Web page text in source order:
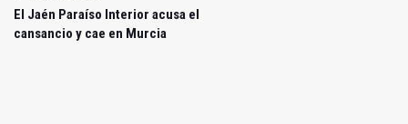
El Jaén Paraíso Interior acusa el
cansancio y cae en Murcia